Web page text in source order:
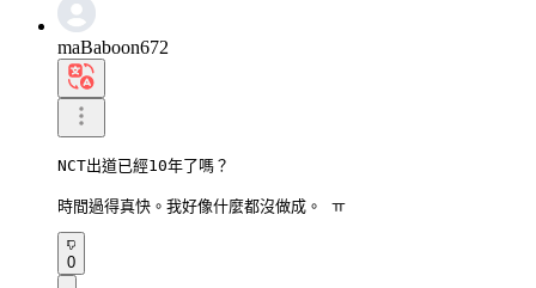
maBaboon672
NCT出道已經10年了嗎？
時間過得真快。我好像什麼都沒做成。 ㅠ
0